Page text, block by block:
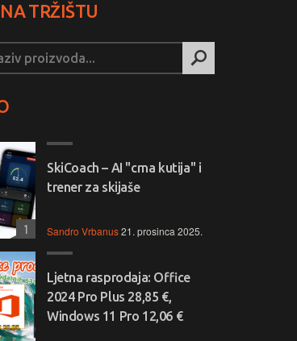
TRŽIŠTU
SkiCoach – AI "crna kutija" i
trener za skijaše
Sandro Vrbanus21. prosinca 2025.
1
Ljetna rasprodaja: Office
2024 Pro Plus 28,85 €,
Windows 11 Pro 12,06 €